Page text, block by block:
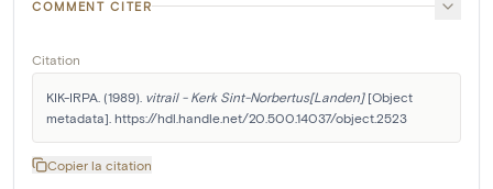
COMMENT CITER
Citation
KIK-IRPA. (1989). vitrail - Kerk Sint-Norbertus[Landen] [Object
metadata]. https://hdl.handle.net/20.500.14037/object.2523
Copier la citation